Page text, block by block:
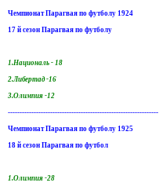
Чемпионат Парагвая по футболу 1924
17 й сезон Парагвая по футболу
1.Националь - 18
2.Либертад -16
3.Олимпия -12
----------------------------------------------------------------
Чемпионат Парагвая по футболу 1925
18 й сезон Парагвая по футбол
1.Олимпия -28